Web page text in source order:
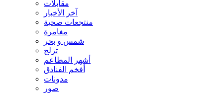
مقابلات
آخر الأخبار
منتجعات صحية
مغامرة
شمس و بحر
تزلج
أشهر المطاعم
أفخم الفنادق
مدونات
صور